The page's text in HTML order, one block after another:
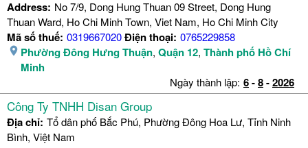
Address: No 7/9, Dong Hung Thuan 09 Street, Dong Hung
Thuan Ward, Ho Chi Minh Town, Viet Nam, Ho Chi Minh City
Mã số thuế: 0319667020Điện thoại: 0765229858
Phường Đông Hưng Thuận, Quận 12, Thành phố Hồ Chí
Minh
Ngày thành lập: 6-8-2026
Công Ty TNHH Disan Group
Địa chỉ: Tổ dân phố Bắc Phú, Phường Đông Hoa Lư, Tỉnh Ninh
Bình, Việt Nam